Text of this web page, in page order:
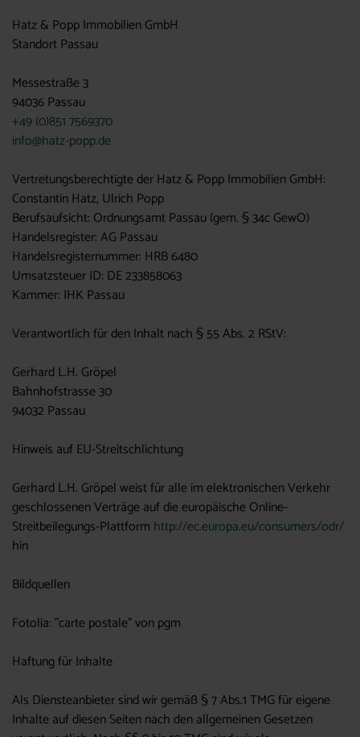
Hatz & Popp Immobilien GmbH
Standort Passau
Messestraße 3
94036 Passau
+49 (0)851 7569370
info@hatz-popp.de
Vertretungsberechtigte der Hatz & Popp Immobilien GmbH:
Constantin Hatz, Ulrich Popp
Berufsaufsicht: Ordnungsamt Passau (gem. § 34c GewO)
Handelsregister: AG Passau
Handelsregisternummer: HRB 6480
Umsatzsteuer ID: DE 233858063
Kammer: IHK Passau
Verantwortlich für den Inhalt nach § 55 Abs. 2 RStV:
Gerhard L.H. Gröpel
Bahnhofstrasse 30
94032 Passau
Hinweis auf EU-Streitschlichtung
Gerhard L.H. Gröpel weist für alle im elektronischen Verkehr
geschlossenen Verträge auf die europäische Online-
Streitbeilegungs-Plattform http://ec.europa.eu/consumers/odr/
hin
Bildquellen
Fotolia: "carte postale" von pgm
Haftung für Inhalte
Als Diensteanbieter sind wir gemäß § 7 Abs.1 TMG für eigene
Inhalte auf diesen Seiten nach den allgemeinen Gesetzen